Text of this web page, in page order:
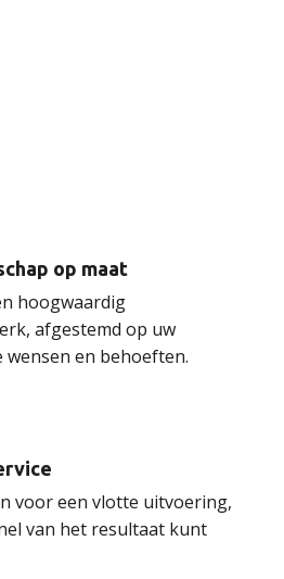
op maat
hoogwaardig
afgestemd op uw
wensen en behoeften.
voor een vlotte uitvoering,
van het resultaat kunt